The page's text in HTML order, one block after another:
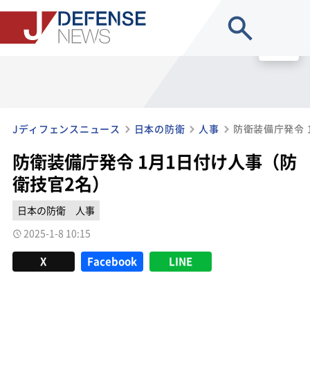
Jディフェンスニュース 日本の防衛 人事 防衛装備庁発令
防衛装備庁発令 1月1日付け人事（防
衛技官2名）
日本の防衛
人事
2025-1-8 10:15
X Facebook LINE